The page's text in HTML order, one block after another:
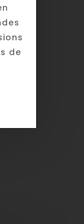
de